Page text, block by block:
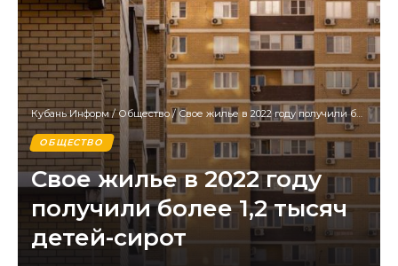
Кубань Информ/Общество/Свое жилье в 2022 году получили более 1,2 тысяч детей-сирот
ОБЩЕСТВО
Свое жилье в 2022 году
получили более 1,2 тысяч
детей-сирот